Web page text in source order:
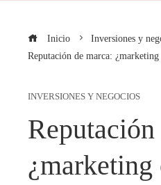
Inicio
Inversiones y
Reputación de marca:
INVERSIONES Y NEGOCIOS
¿marketing